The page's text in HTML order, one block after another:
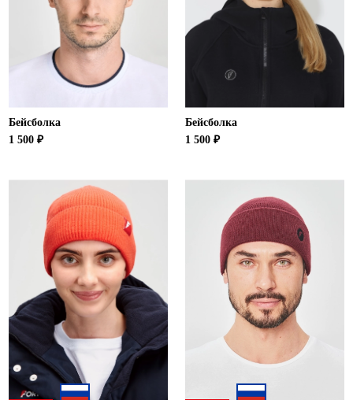
Бейсболка
1 500 ₽
Бейсболка
1 500 ₽